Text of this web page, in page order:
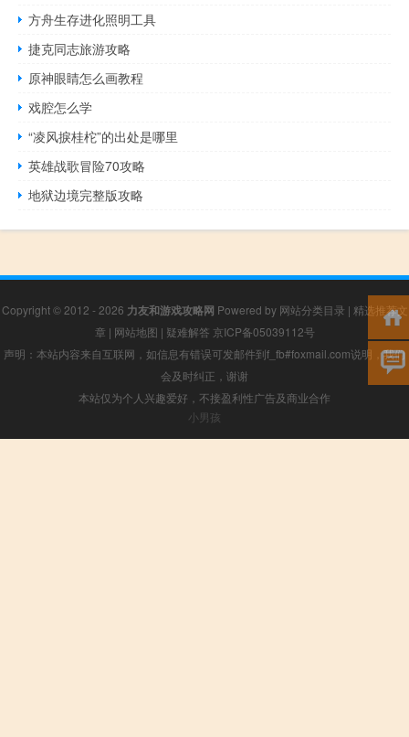
方舟生存进化照明工具
捷克同志旅游攻略
原神眼睛怎么画教程
戏腔怎么学
“凌风捩桂柁”的出处是哪里
英雄战歌冒险70攻略
地狱边境完整版攻略
Copyright © 2012 - 2026 力友和游戏攻略网 Powered by 网站分类目录 | 精选推荐文
章 | 网站地图 | 疑难解答 京ICP备05039112号
声明：本站内容来自互联网，如信息有错误可发邮件到f_fb#foxmail.com说明，我们
会及时纠正，谢谢
本站仅为个人兴趣爱好，不接盈利性广告及商业合作
小男孩